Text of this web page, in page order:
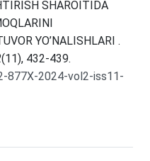
SHAROITIDA
YO’NALISHLARI .
(11), 432-439.
877X-2024-vol2-iss11-